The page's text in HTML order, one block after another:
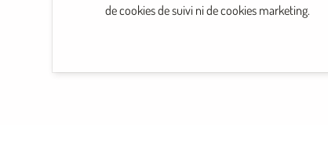
de cookies de suivi ni de cookies marketing.